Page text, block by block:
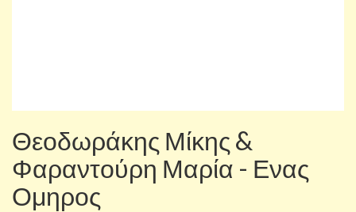
Θεοδωράκης Μίκης &
Φαραντούρη Μαρία - Ενας
Ομηρος